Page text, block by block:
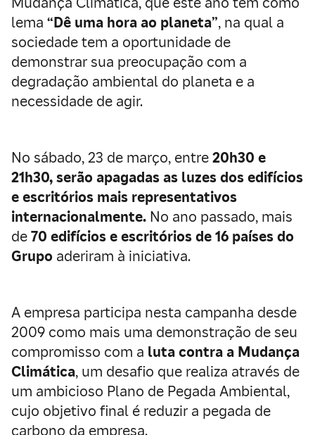
lema “Dê uma hora ao planeta”, na qual a
sociedade tem a oportunidade de
demonstrar sua preocupação com a
degradação ambiental do planeta e a
necessidade de agir.
No sábado, 23 de março, entre20h30 e
21h30, serão apagadas as luzes dos edifícios
e escritórios mais representativos
internacionalmente. No ano passado, mais
de70 edifícios e escritórios de 16 países do
Grupo aderiram à iniciativa.
A empresa participa nesta campanha desde
2009 como mais uma demonstração de seu
compromisso com a luta contra a Mudança
Climática, um desafio que realiza através de
um ambicioso Plano de Pegada Ambiental,
cujo objetivo final é reduzir a pegada de
carbono da empresa.